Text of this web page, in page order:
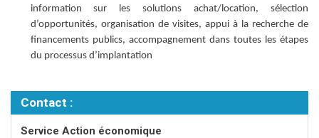
Contact :
Service Action économique
information sur les solutions achat/location, sélection
d’opportunités, organisation de visites, appui à la recherche de
financements publics, accompagnement dans toutes les étapes
du processus d’implantation